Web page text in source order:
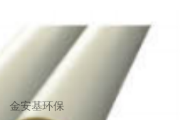
金安基环保